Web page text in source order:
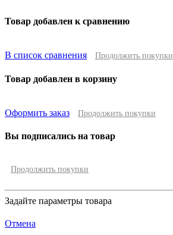
Товар добавлен к сравнению
В список сравнения Продолжить покупки
Товар добавлен в корзину
Оформить заказ Продолжить покупки
Вы подписались на товар
Продолжить покупки
Задайте параметры товара
Отмена